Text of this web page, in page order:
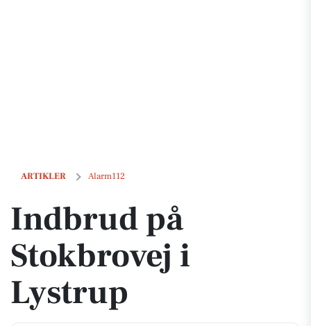
ARTIKLER Alarm112
Indbrud på Stokbrovej i Lystrup
Indbrud på
Stokbrovej i
Lystrup